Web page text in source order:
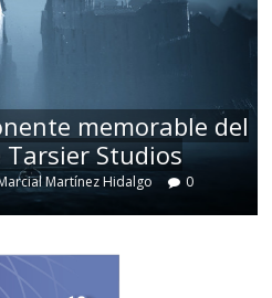
memorable del
Tarsier Studios
Martínez Hidalgo 0